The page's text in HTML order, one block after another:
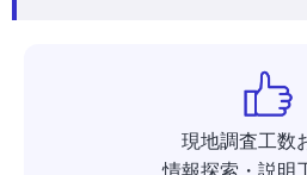
現地調査工数
情報探索・説明